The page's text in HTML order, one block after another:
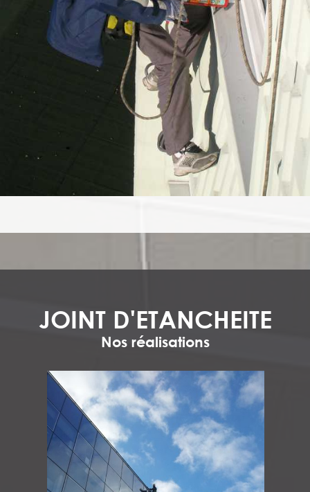
JOINT D'ETANCHEITE
Nos réalisations